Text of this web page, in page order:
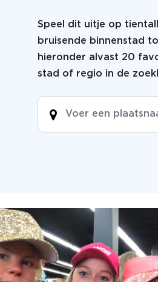
Speel dit uitje op
bruisende binnenstad
hieronder alvast 20
stad of regio in de